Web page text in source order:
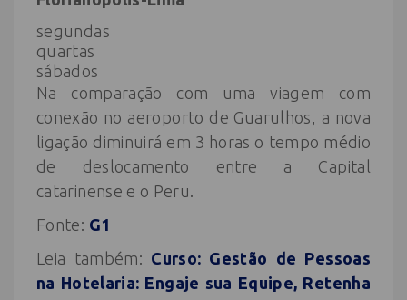
segundas
quartas
sábados
Na comparação com uma viagem com
conexão no aeroporto de Guarulhos, a nova
ligação diminuirá em 3 horas o tempo médio
de deslocamento entre a Capital
catarinense e o Peru.
Fonte: G1
Leia também: Curso: Gestão de Pessoas
na Hotelaria: Engaje sua Equipe, Retenha